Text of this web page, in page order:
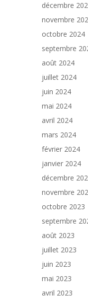
décembre
novembre
octobre 2024
septembre
août 2024
juillet 2024
juin 2024
mai 2024
avril 2024
mars 2024
février 2024
janvier 2024
décembre
novembre
octobre 2023
septembre
août 2023
juillet 2023
juin 2023
mai 2023
avril 2023